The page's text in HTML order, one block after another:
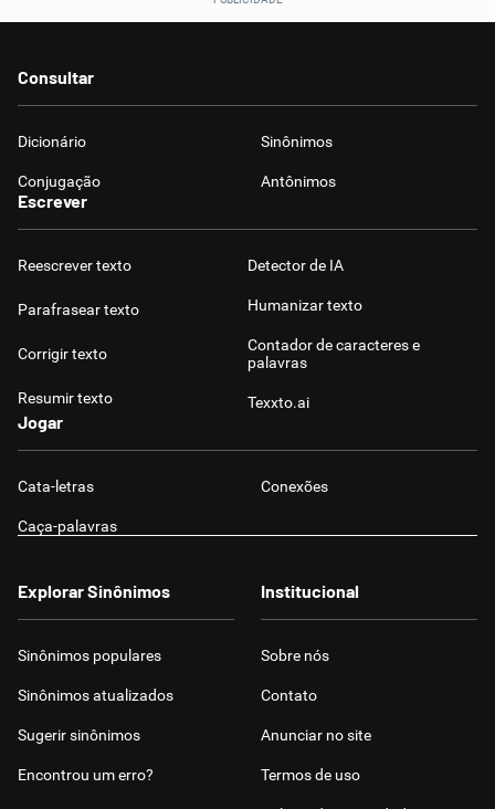
Consultar
Dicionário Sinônimos
Conjugação Antônimos
Escrever
Reescrever texto
Parafrasear texto
Corrigir texto
Resumir texto
Detector de IA
Humanizar texto
Contador de caracteres e
palavras
Texxto.ai
Jogar
Cata-letras Conexões
Caça-palavras
Explorar Sinônimos
Sinônimos populares
Sinônimos atualizados
Sugerir sinônimos
Encontrou um erro?
Institucional
Sobre nós
Contato
Anunciar no site
Termos de uso